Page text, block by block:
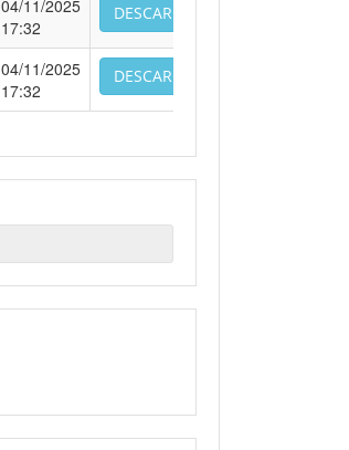
04/11/2025
17:32
DESCARCA
04/11/2025
17:32
DESCARCA